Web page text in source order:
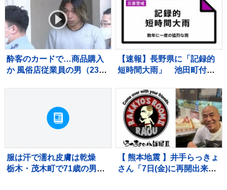
発見”も
性肺炎」リスク高まり、最
悪死亡のケースも【熊本地
震から10日】
酔客のカードで…商品購入
か 風俗店従業員の男（23）
複数枚 警視庁
【速報】長野県に「記録的
短時間大雨」 池田町付近
な雨 災害警戒 7日18:23時
点
服は汗で濡れ皮膚は乾燥
栃木・茂木町で71歳の男性
【 熊本地震 】井手らっきょ
さん「7日(金)に再開出来ま